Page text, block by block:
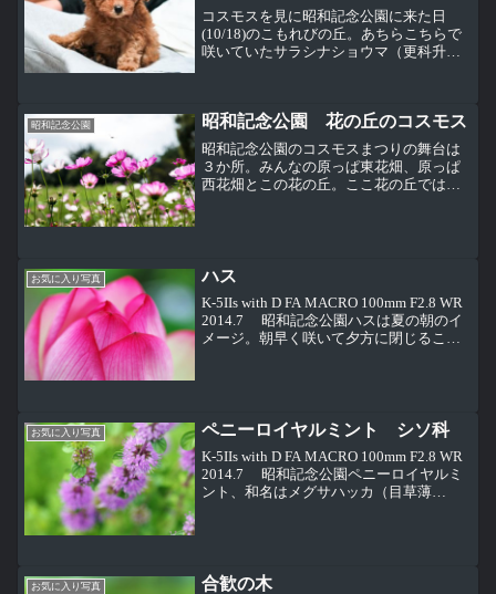
コスモスを見に昭和記念公園に来た日
(10/18)のこもれびの丘。あちらこちらで
咲いていたサラシナショウマ（更科升
丘でこの日一番たくさ...
昭和記念公園 昭和記念公園 花の丘のコスモス
昭和記念公園のコスモスまつりの舞台は
３か所。みんなの原っぱ東花畑、原っぱ
西花畑とこの花の丘。ここ花の丘ではセ
お気に入り写真 ハス
K-5IIs with D FA MACRO 100mm F2.8 WR
2014.7 昭和記念公園ハスは夏の朝のイ
メージ。朝早く咲いて夕方に閉じること
お気に入り写真 ペニーロイヤルミント シソ科
K-5IIs with D FA MACRO 100mm F2.8 WR
2014.7 昭和記念公園ペニーロイヤルミ
ント、和名はメグサハッカ（目草薄
お気に入り写真 合歓の木